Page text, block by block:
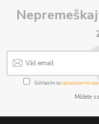
Súhlasím sospracovaním
Môžete